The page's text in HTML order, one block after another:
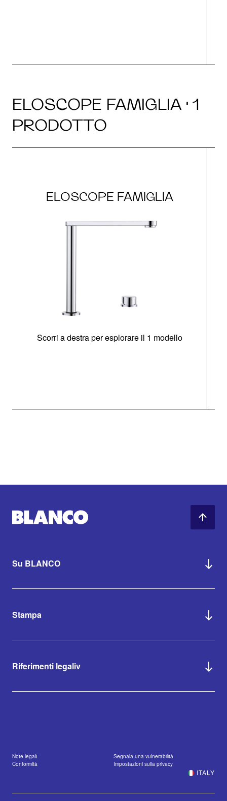
ELOSCOPE FAMIGLIA · 1
PRODOTTO
ELOSCOPE FAMIGLIA
Scorri a destra per esplorare il 1 modello
Su BLANCO
Stampa
Riferimenti legaliv
Note legali
Segnala una vulnerabilità
Conformità
Impostazioni sulla privacy
ITALY